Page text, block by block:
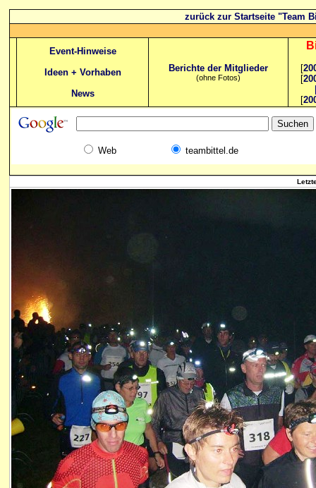
zurück zur Startseite "Team
Event-Hinweise
Ideen + Vorhaben
News
Berichte der Mitglieder
(ohne Fotos)
[
[
[
Web teambittel.de